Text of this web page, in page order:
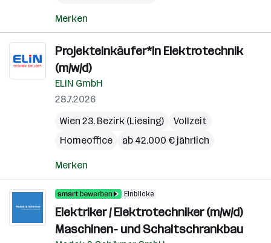
Merken
Projekteinkäufer*in Elektrotechnik
(m/w/d)
ELIN GmbH
28.7.2026
Wien 23. Bezirk (Liesing)
Vollzeit
Homeoffice
ab 42.000 € jährlich
Merken
Einblicke
Elektriker / Elektrotechniker (m/w/d)
Maschinen- und Schaltschrankbau